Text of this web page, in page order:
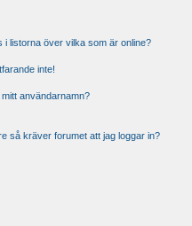
i listorna över vilka som är online?
inte!
användarnamn?
så kräver forumet att jag loggar in?